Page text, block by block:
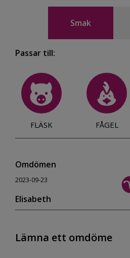
Smak
Passar till:
FLÄSK FÅGEL
Omdömen
2023-09-23
Elisabeth
Lämna ett omdöme